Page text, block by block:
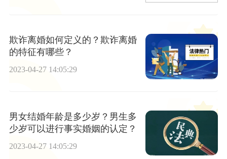
欺诈离婚如何定义的？欺诈离婚
的特征有哪些？
2023-04-27 14:05:29
男女结婚年龄是多少岁？男生多
少岁可以进行事实婚姻的认定？
2023-04-27 14:05:29